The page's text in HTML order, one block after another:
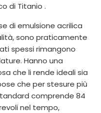
di Titanio .
di emulsione acrilica
sono praticamente
spessi rimangono
Hanno una
che li rende ideali sia
che per stesure più
comprende 84
nel tempo,